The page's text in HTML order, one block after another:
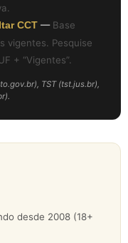
CCT — Base
vigentes. Pesquise
+ “Vigentes”.
TST (tst.jus.br),
desde 2008 (18+